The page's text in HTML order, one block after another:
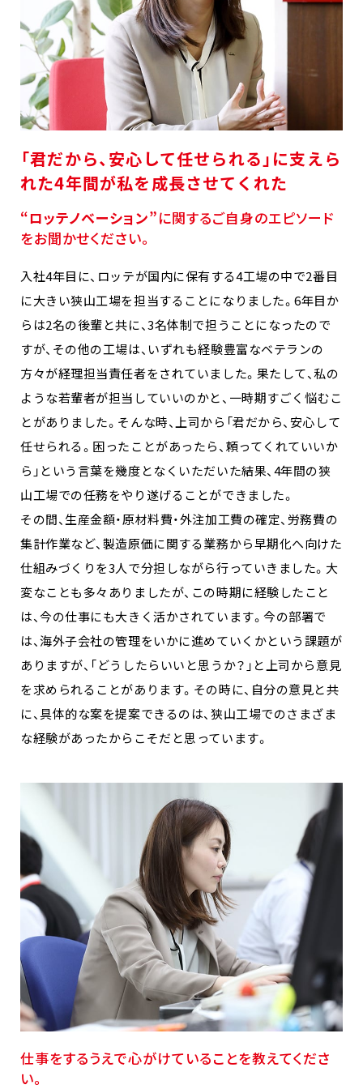
「君だから、安心して任せられる」に支えら
れた4年間が私を成長させてくれた
“ロッテノベーション”に関するご自身のエピソード
をお聞かせください。
入社4年目に、ロッテが国内に保有する4工場の中で2番目
に大きい狭山工場を担当することになりました。6年目か
らは2名の後輩と共に、3名体制で担うことになったので
すが、その他の工場は、いずれも経験豊富なベテランの
方々が経理担当責任者をされていました。果たして、私の
ような若輩者が担当していいのかと、一時期すごく悩むこ
とがありました。そんな時、上司から「君だから、安心して
任せられる。困ったことがあったら、頼ってくれていいか
ら」という言葉を幾度となくいただいた結果、4年間の狭
山工場での任務をやり遂げることができました。
その間、生産金額・原材料費・外注加工費の確定、労務費の
集計作業など、製造原価に関する業務から早期化へ向けた
仕組みづくりを3人で分担しながら行っていきました。大
変なことも多々ありましたが、この時期に経験したこと
は、今の仕事にも大きく活かされています。今の部署で
は、海外子会社の管理をいかに進めていくかという課題が
ありますが、「どうしたらいいと思うか？」と上司から意見
を求められることがあります。その時に、自分の意見と共
に、具体的な案を提案できるのは、狭山工場でのさまざま
な経験があったからこそだと思っています。
仕事をするうえで心がけていることを教えてくださ
い。